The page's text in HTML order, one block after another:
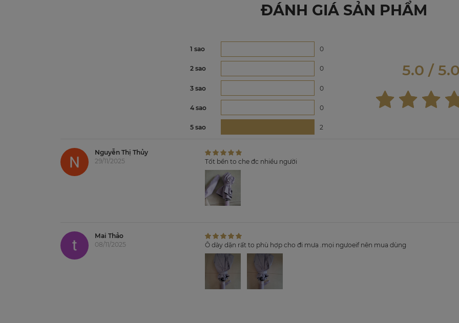
ĐÁNH GIÁ SẢN PHẨM
1 sao 0
2 sao 0
3 sao 0
4 sao 0
5 sao 2
5.0 / 5.0
Nguyễn Thị Thủy
29/11/2025
Tốt bền to che đc nhiều người
Mai Thảo
08/11/2025
Ô dày dặn rất to phù hợp cho đi mưa .mọi ngưoeif nên mua dùng